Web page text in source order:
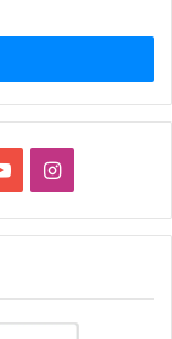
YouTubeInstagram